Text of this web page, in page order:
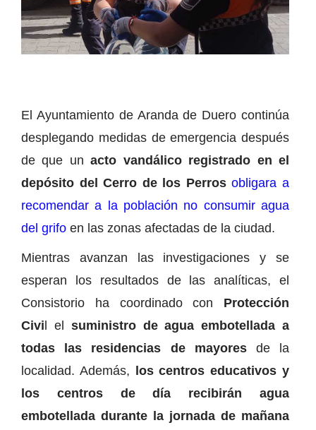
El Ayuntamiento de Aranda de Duero continúa
desplegando medidas de emergencia después
de que unacto vandálico registrado en el
depósito del Cerro de los Perrosobligara a
recomendar a la población no consumir agua
del grifo en las zonas afectadas de la ciudad.
Mientras avanzan las investigaciones y se
esperan los resultados de las analíticas, el
Consistorio ha coordinado con Protección
Civil el suministro de agua embotellada a
todas las residencias de mayores de la
localidad. Además, los centros educativos y
los centros de día recibirán agua
embotellada durante la jornada de mañana